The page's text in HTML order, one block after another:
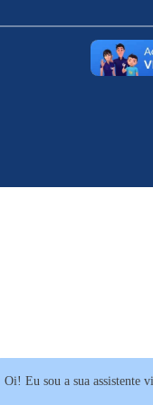
Oi! Eu sou a sua assistente